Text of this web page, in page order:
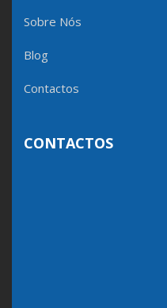
Sobre Nós
Blog
Contactos
CONTACTOS